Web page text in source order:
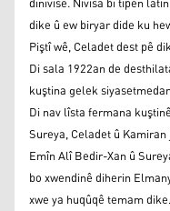
dike û ew biryar dide ku
Piştî wê, Celadet dest pê
Di sala 1922an de
kuştina gelek
Di nav lîsta fermana
Sureya, Celadet û
Emîn Alî Bedir-Xan û
bo xwendinê diherin
xwe ya huqûqê temam